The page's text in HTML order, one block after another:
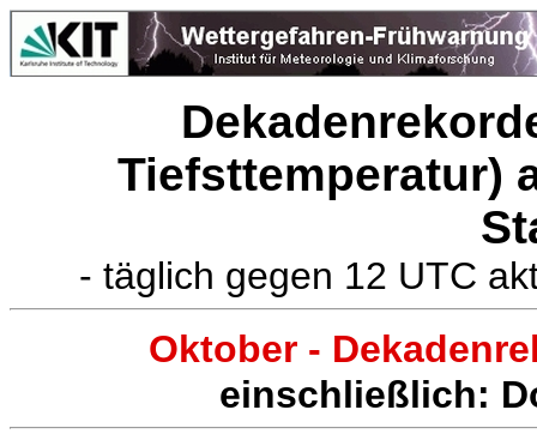
Tiefsttemperatur)
- täglich gegen 12 UTC
Oktober -
einschließlich: